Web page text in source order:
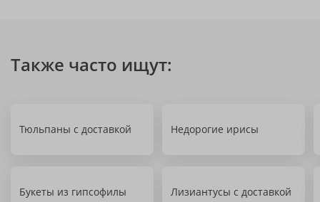
Также часто ищут:
Тюльпаны с доставкой Недорогие ирисы
Букеты из гипсофилы Лизиантусы с доставкой